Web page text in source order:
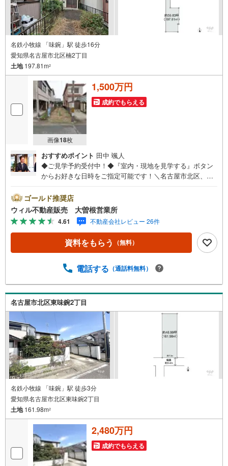
名鉄小牧線 「味鋺」駅 徒歩16分
愛知県名古屋市北区楠2丁目
土地197.81m2
画像18枚
1,500万円
成約でもらえる
おすすめポイント 田中 颯人
◆ご見学予約受付中！◆『室内・現地を見学する』ボタン
からお好きな日時をご指定可能です！＼名古屋市北区、守
区、守山区の直接のご売却依頼を数多くいただいている不
動産仲介会社です。ネット上で分かる立地環境はもちろ
ん、過去にお任せいただいたお客様に現地の生の声をもと
に住戸環境を提案致します。＼平日のお住まい探しの方へ/
弊社では平日にご内覧・契約など平日にお住まい探しをさ
れるお客様にサービスをご用意しています。＼お仕事で忙
事前にご予約頂きましたら営業時間外でのご内覧もご対応
動産業者間で不動産情報が共有されているので、名古屋市
全域や、その他隣接エリアでもご内覧が可能です！ 【大曽
根営業所】○地下鉄名城線、JR中央線「大曽根」駅徒歩1分
○お子様が遊べるキッズスペースあり○定休日ございません
ゴールド推奨店
ウィル不動産販売 大曽根営業所
4.61 不動産会社レビュー 26件
資料をもらう （無料）
電話する （通話料無料）
名古屋市北区東味鋺2丁目
名鉄小牧線 「味鋺」駅 徒歩3分
愛知県名古屋市北区東味鋺2丁目
土地161.98m2
2,480万円
成約でもらえる